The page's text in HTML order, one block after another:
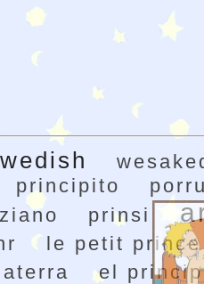
principito
prinsi
le petit prince
el